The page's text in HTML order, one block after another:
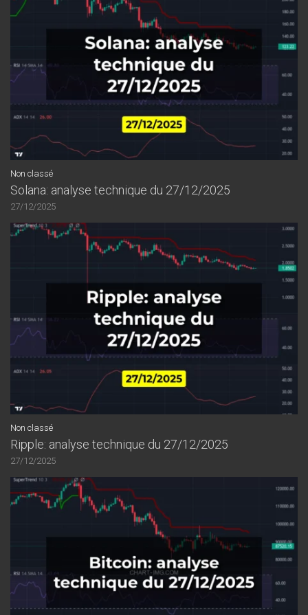
Non classé
Solana: analyse technique du 27/12/2025
27/12/2025
Non classé
Ripple: analyse technique du 27/12/2025
27/12/2025